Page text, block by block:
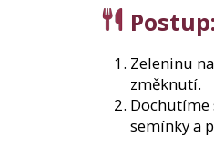
Postup:
Zeleninu
změknutí.
Dochutíme
semínky a